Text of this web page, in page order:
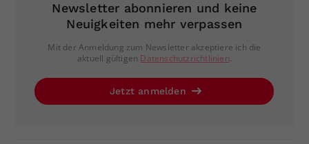
Newsletter abonnieren und keine
Neuigkeiten mehr verpassen
Mit der Anmeldung zum Newsletter akzeptiere ich die
aktuell gültigen Datenschutzrichtlinien.
Jetzt anmelden